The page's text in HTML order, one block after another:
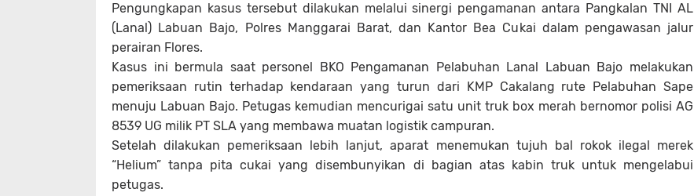
Pengungkapan kasus tersebut dilakukan melalui sinergi pengamanan antara Pangkalan TNI AL
(Lanal) Labuan Bajo, Polres Manggarai Barat, dan Kantor Bea Cukai dalam pengawasan jalur
perairan Flores.
Kasus ini bermula saat personel BKO Pengamanan Pelabuhan Lanal Labuan Bajo melakukan
pemeriksaan rutin terhadap kendaraan yang turun dari KMP Cakalang rute Pelabuhan Sape
menuju Labuan Bajo. Petugas kemudian mencurigai satu unit truk box merah bernomor polisi AG
8539 UG milik PT SLA yang membawa muatan logistik campuran.
Setelah dilakukan pemeriksaan lebih lanjut, aparat menemukan tujuh bal rokok ilegal merek
“Helium” tanpa pita cukai yang disembunyikan di bagian atas kabin truk untuk mengelabui
petugas.